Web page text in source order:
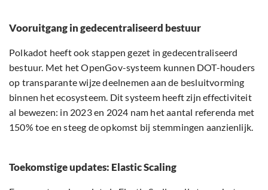
Vooruitgang in gedecentraliseerd bestuur
Polkadot heeft ook stappen gezet in gedecentraliseerd
bestuur. Met het OpenGov-systeem kunnen DOT-houders
op transparante wijze deelnemen aan de besluitvorming
binnen het ecosysteem. Dit systeem heeft zijn effectiviteit
al bewezen: in 2023 en 2024 nam het aantal referenda met
150% toe en steeg de opkomst bij stemmingen aanzienlijk.
Toekomstige updates: Elastic Scaling